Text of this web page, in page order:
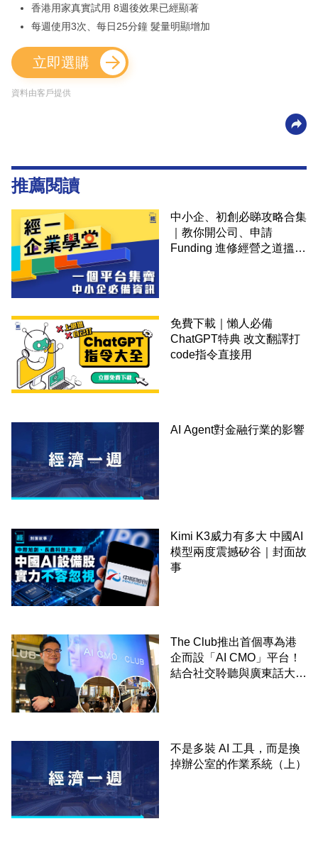
香港用家真實試用 8週後效果已經顯著
每週使用3次、每日25分鐘 髮量明顯增加
立即選購
資料由客戶提供
推薦閱讀
中小企、初創必睇攻略合集
｜教你開公司、申請
Funding 進修經營之道搵大
免費下載｜懶人必備
ChatGPT特典 改文翻譯打
code指令直接用
AI Agent對金融行業的影響
Kimi K3威力有多大 中國AI
模型兩度震撼矽谷｜封面故
事
The Club推出首個專為港
企而設「AI CMO」平台！
結合社交聆聽與廣東話大模
不是多裝 AI 工具，而是換
掉辦公室的作業系統（上）